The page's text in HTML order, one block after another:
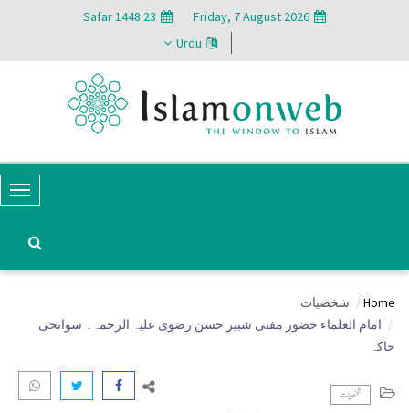
Friday, 7 August 2026
23 Safar 1448
Urdu
T
N
a
Home
شخصیات
امام العلماء حضور مفتی شبیر حسن رضوی علیہ الرحمہ۔ سوانحی
خاکہ
شخصیات